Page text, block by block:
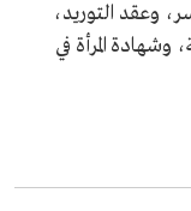
وعقد التوريد،
المرأة في